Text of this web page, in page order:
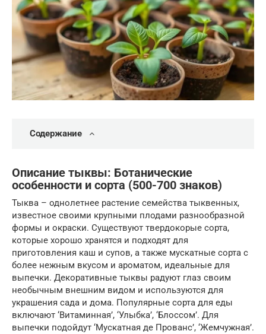
Содержание
Описание тыквы: Ботанические
особенности и сорта (500-700 знаков)
Тыква – однолетнее растение семейства тыквенных,
известное своими крупными плодами разнообразной
формы и окраски. Существуют твердокорые сорта,
которые хорошо хранятся и подходят для
приготовления каш и супов, а также мускатные сорта с
более нежным вкусом и ароматом, идеальные для
выпечки. Декоративные тыквы радуют глаз своим
необычным внешним видом и используются для
украшения сада и дома. Популярные сорта для еды
включают ‘Витаминная’, ‘Улыбка’, ‘Блоссом’. Для
выпечки подойдут ‘Мускатная де Прованс’, ‘Жемчужная’.